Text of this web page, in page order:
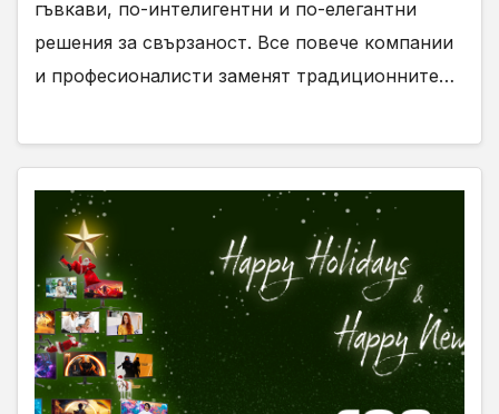
гъвкави, по-интелигентни и по-елегантни
решения за свързаност. Все повече компании
и професионалисти заменят традиционните…